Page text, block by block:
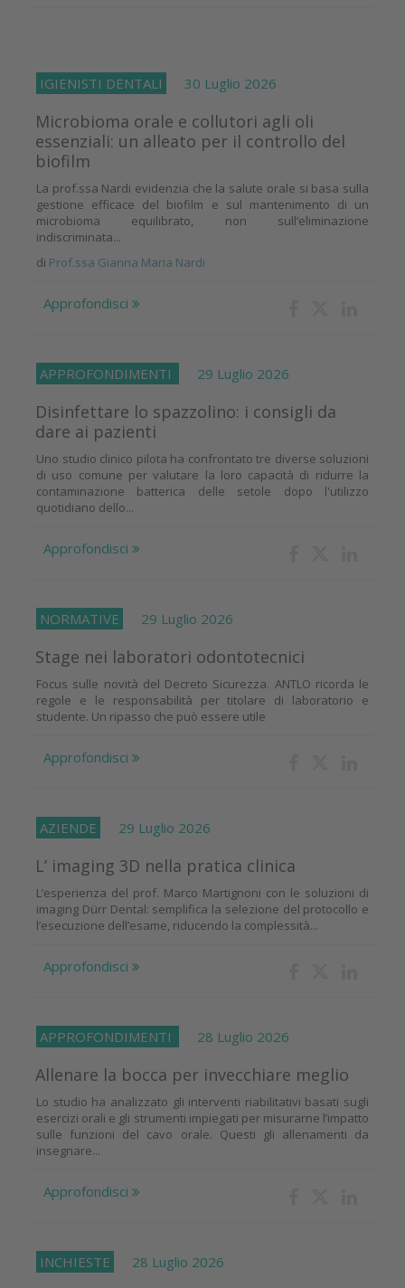
IGIENISTI DENTALI 30 Luglio 2026
Microbioma orale e collutori agli oli
essenziali: un alleato per il controllo del
biofilm
La prof.ssa Nardi evidenzia che la salute orale si basa sulla
gestione efficace del biofilm e sul mantenimento di un
microbioma equilibrato, non sull’eliminazione
indiscriminata...
di Prof.ssa Gianna Maria Nardi
Approfondisci
APPROFONDIMENTI 29 Luglio 2026
Disinfettare lo spazzolino: i consigli da
dare ai pazienti
Uno studio clinico pilota ha confrontato tre diverse soluzioni
di uso comune per valutare la loro capacità di ridurre la
contaminazione batterica delle setole dopo l'utilizzo
quotidiano dello...
Approfondisci
NORMATIVE 29 Luglio 2026
Stage nei laboratori odontotecnici
Focus sulle novità del Decreto Sicurezza. ANTLO ricorda le
regole e le responsabilità per titolare di laboratorio e
studente. Un ripasso che può essere utile
Approfondisci
AZIENDE 29 Luglio 2026
L’ imaging 3D nella pratica clinica
L’esperienza del prof. Marco Martignoni con le soluzioni di
imaging Dürr Dental: semplifica la selezione del protocollo e
l’esecuzione dell’esame, riducendo la complessità...
Approfondisci
APPROFONDIMENTI 28 Luglio 2026
Allenare la bocca per invecchiare meglio
Lo studio ha analizzato gli interventi riabilitativi basati sugli
esercizi orali e gli strumenti impiegati per misurarne l’impatto
sulle funzioni del cavo orale. Questi gli allenamenti da
insegnare...
Approfondisci
INCHIESTE 28 Luglio 2026